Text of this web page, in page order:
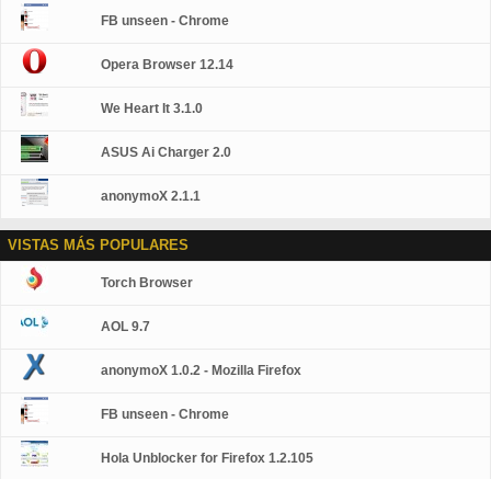
FB unseen - Chrome
Opera Browser 12.14
We Heart It 3.1.0
ASUS Ai Charger 2.0
anonymoX 2.1.1
VISTAS MÁS POPULARES
Torch Browser
AOL 9.7
anonymoX 1.0.2 - Mozilla Firefox
FB unseen - Chrome
Hola Unblocker for Firefox 1.2.105